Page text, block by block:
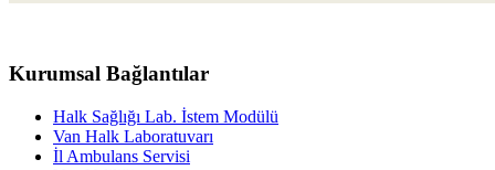
Kurumsal Bağlantılar
Halk Sağlığı Lab. İstem Modülü
Van Halk Laboratuvarı
İl Ambulans Servisi